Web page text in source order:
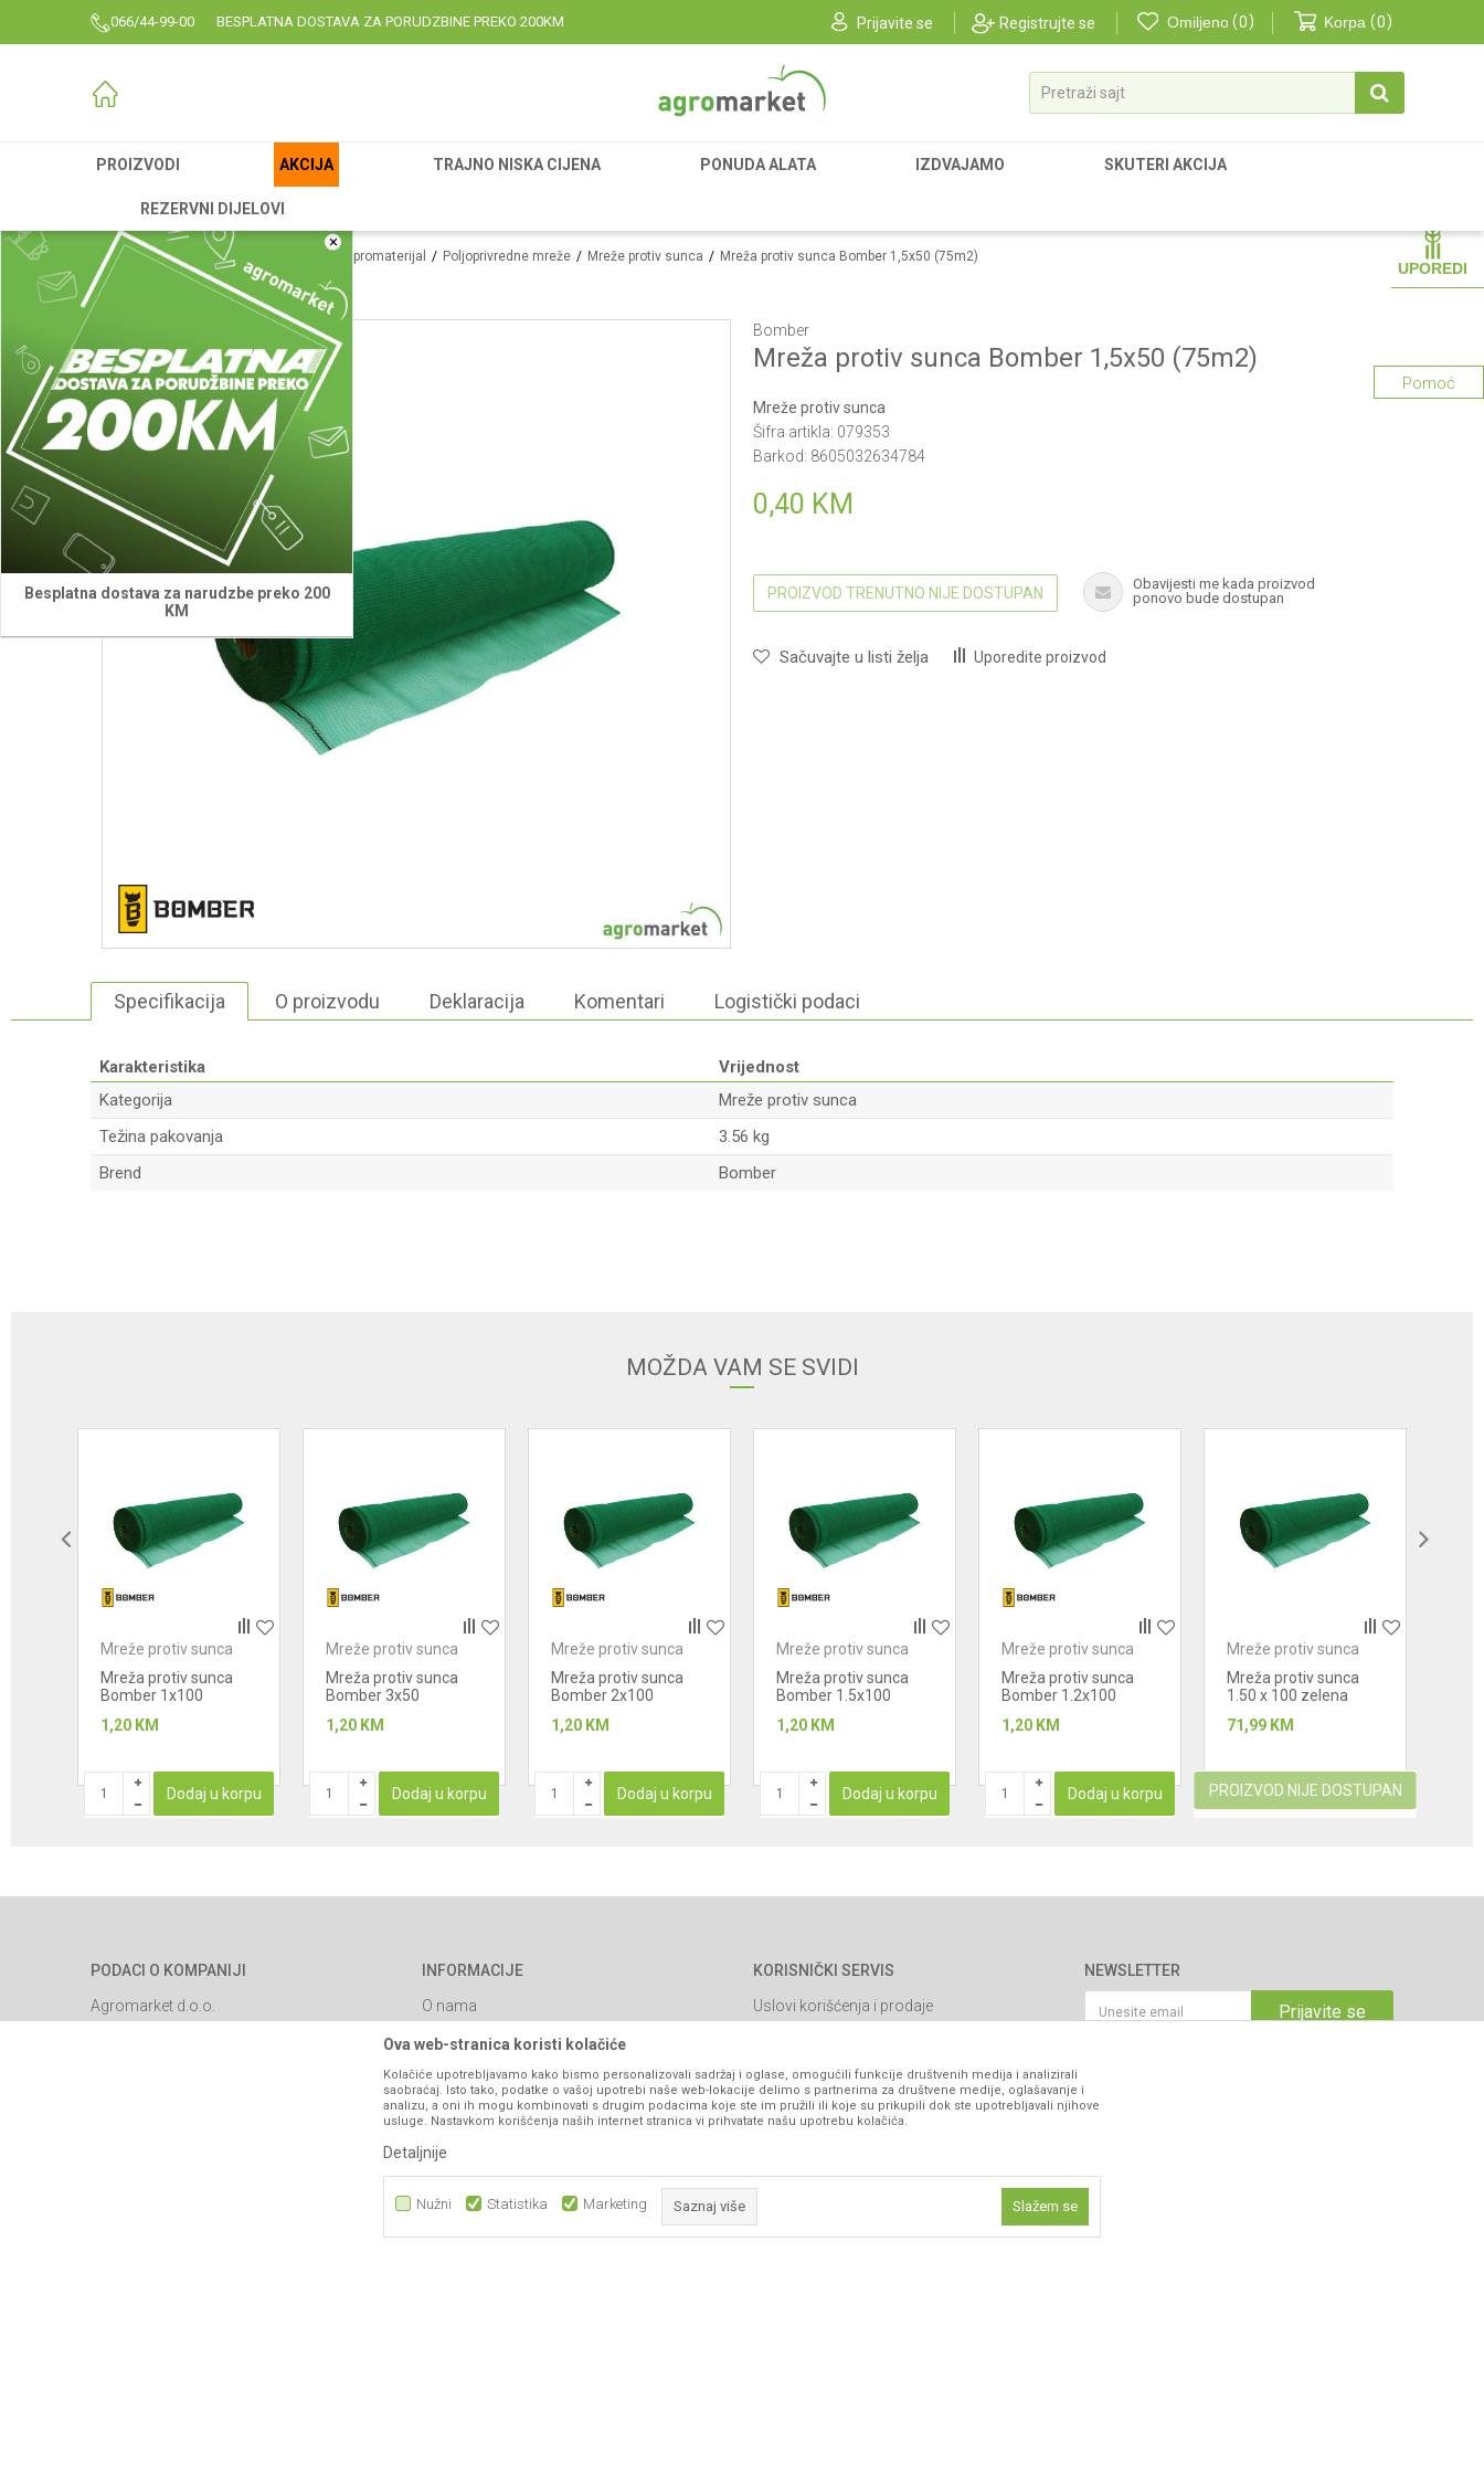
066/44-99-00 BESPLATNA DOSTAVA ZA PORUDZBINE PREKO 200KM Prijavite se Registrujte se Omiljeno 0 Korpa 0
Pretraži sajt
PROIZVODI AKCIJA TRAJNO NISKA CIJENA PONUDA ALATA IZDVAJAMO SKUTERI AKCIJA
REZERVNI DIJELOVI
×
Besplatna dostava za narudzbe preko 200
KM
UPOREDI
Agromarket Proizvodi Agrorepromaterijal Poljoprivredne mreže Mreže protiv sunca Mreža protiv sunca Bomber 1,5x50 (75m2)
Bomber
Mreža protiv sunca Bomber 1,5x50 (75m2)
Mreže protiv sunca
Šifra artikla: 079353
Barkod: 8605032634784
0,40 KM
PROIZVOD TRENUTNO NIJE DOSTUPAN
Obavijesti me kada proizvod
ponovo bude dostupan
Sačuvajte u listi želja Uporedite proizvod
Pomoć
Specifikacija O proizvodu Deklaracija Komentari Logistički podaci
Karakteristika
Vrijednost
Kategorija
Mreže protiv sunca
Težina pakovanja
3.56 kg
Brend
Bomber
Anti-spam zaštita - izračunajte koliko je 2 + 3 :
POŠALJI
MOŽDA VAM SE SVIDI
Mreže protiv sunca
Mreža protiv sunca
Bomber 1x100
1,20 KM
Dodaj u korpu
Mreže protiv sunca
Mreža protiv sunca
Bomber 3x50
1,20 KM
Dodaj u korpu
Mreže protiv sunca
Mreža protiv sunca
Bomber 2x100
1,20 KM
Dodaj u korpu
Mreže protiv sunca
Mreža protiv sunca
Bomber 1.5x100
1,20 KM
Dodaj u korpu
Mreže protiv sunca
Mreža protiv sunca
Bomber 1.2x100
1,20 KM
Dodaj u korpu
Mreže protiv sunca
Mreža protiv sunca
1.50 x 100 zelena
71,99 KM
PROIZVOD NIJE DOSTUPAN
PODACI O KOMPANIJI
Agromarket d.o.o.
INFORMACIJE
O nama
Brendovi
Katalozi
Saradnja
Blog
Najčešća pitanja
KORISNIČKI SERVIS
Uslovi korišćenja i prodaje
Kako kupiti
Isporuka
Načini plaćanja
Reklamacije
Povraćaj sredstava
NEWSLETTER
Prijavite se
Ova web-stranica koristi kolačiće
Kolačiće upotrebljavamo kako bismo personalizovali sadržaj i oglase, omogućili funkcije društvenih medija i analizirali
saobraćaj. Isto tako, podatke o vašoj upotrebi naše web-lokacije delimo s partnerima za društvene medije, oglašavanje i
analizu, a oni ih mogu kombinovati s drugim podacima koje ste im pružili ili koje su prikupili dok ste upotrebljavali njihove
usluge. Nastavkom korišćenja naših internet stranica vi prihvatate našu upotrebu kolačića.
Detaljnije
Nužni Statistika Marketing Saznaj više Slažem se